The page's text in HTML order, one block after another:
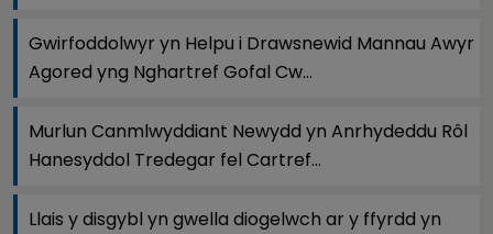
Gwirfoddolwyr yn Helpu i Drawsnewid Mannau Awyr
Agored yng Nghartref Gofal Cw...
Murlun Canmlwyddiant Newydd yn Anrhydeddu Rôl
Hanesyddol Tredegar fel Cartref...
Llais y disgybl yn gwella diogelwch ar y ffyrdd yn